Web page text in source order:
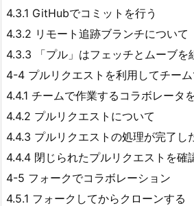
4.3.1 GitHubでコミットを行う
4.3.2 リモート追跡ブランチについて
4.3.3 「プル」はフェッチとムーブを
4-4 プルリクエストを利用してチー
4.4.1 チームで作業するコラボレータ
4.4.2 プルリクエストについて
4.4.3 プルリクエストの処理が完了し
4.4.4 閉じられたプルリクエストを確
4-5 フォークでコラボレーション
4.5.1 フォークしてからクローンする